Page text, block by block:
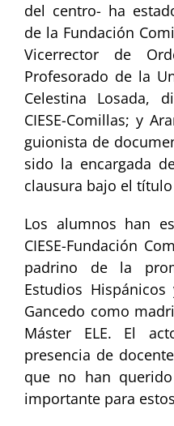
del centro- ha
de la Fundación
Vicerrector de
Profesorado de la
Celestina Losada,
CIESE-Comillas; y
guionista de
sido la encargada
clausura bajo el
Los alumnos han
CIESE-Fundación
padrino de la
Estudios
Gancedo como
Máster ELE. El
presencia de
que no han
importante para